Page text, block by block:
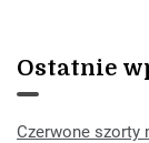
Ostatnie
Czerwone